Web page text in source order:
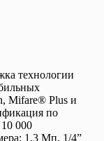
технологии
Mifare® Plus и
по
000
1.3 Мп, 1/4”